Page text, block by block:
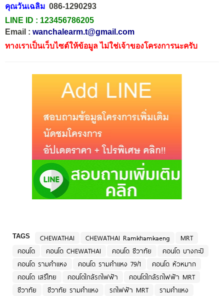
คุณวันเฉลิม 086-1290293
LINE ID : 123456786205
Email : wanchalearm.t@gmail.com
ทางเราเป็นเว็บไซต์ให้ข้อมูล ไม่ใช่เจ้าของโครงการนะครับ
TAGS CHEWATHAI CHEWATHAI Ramkhamkaeng
MRT
คอนโด
คอนโด CHEWATHAI คอนโด ชีวาทัย
คอนโด บางกะปิ
คอนโด รามคำแหง
คอนโด รามคำแหง 79/1
คอนโด หัวหมาก
คอนโด เสรีไทย
คอนโดใกล้รถไฟฟ้า
คอนโดใกล้รถไฟฟ้า MRT
ชีวาทัย
ชีวาทัย รามคำแหง รถไฟฟ้า MRT รามคำแหง